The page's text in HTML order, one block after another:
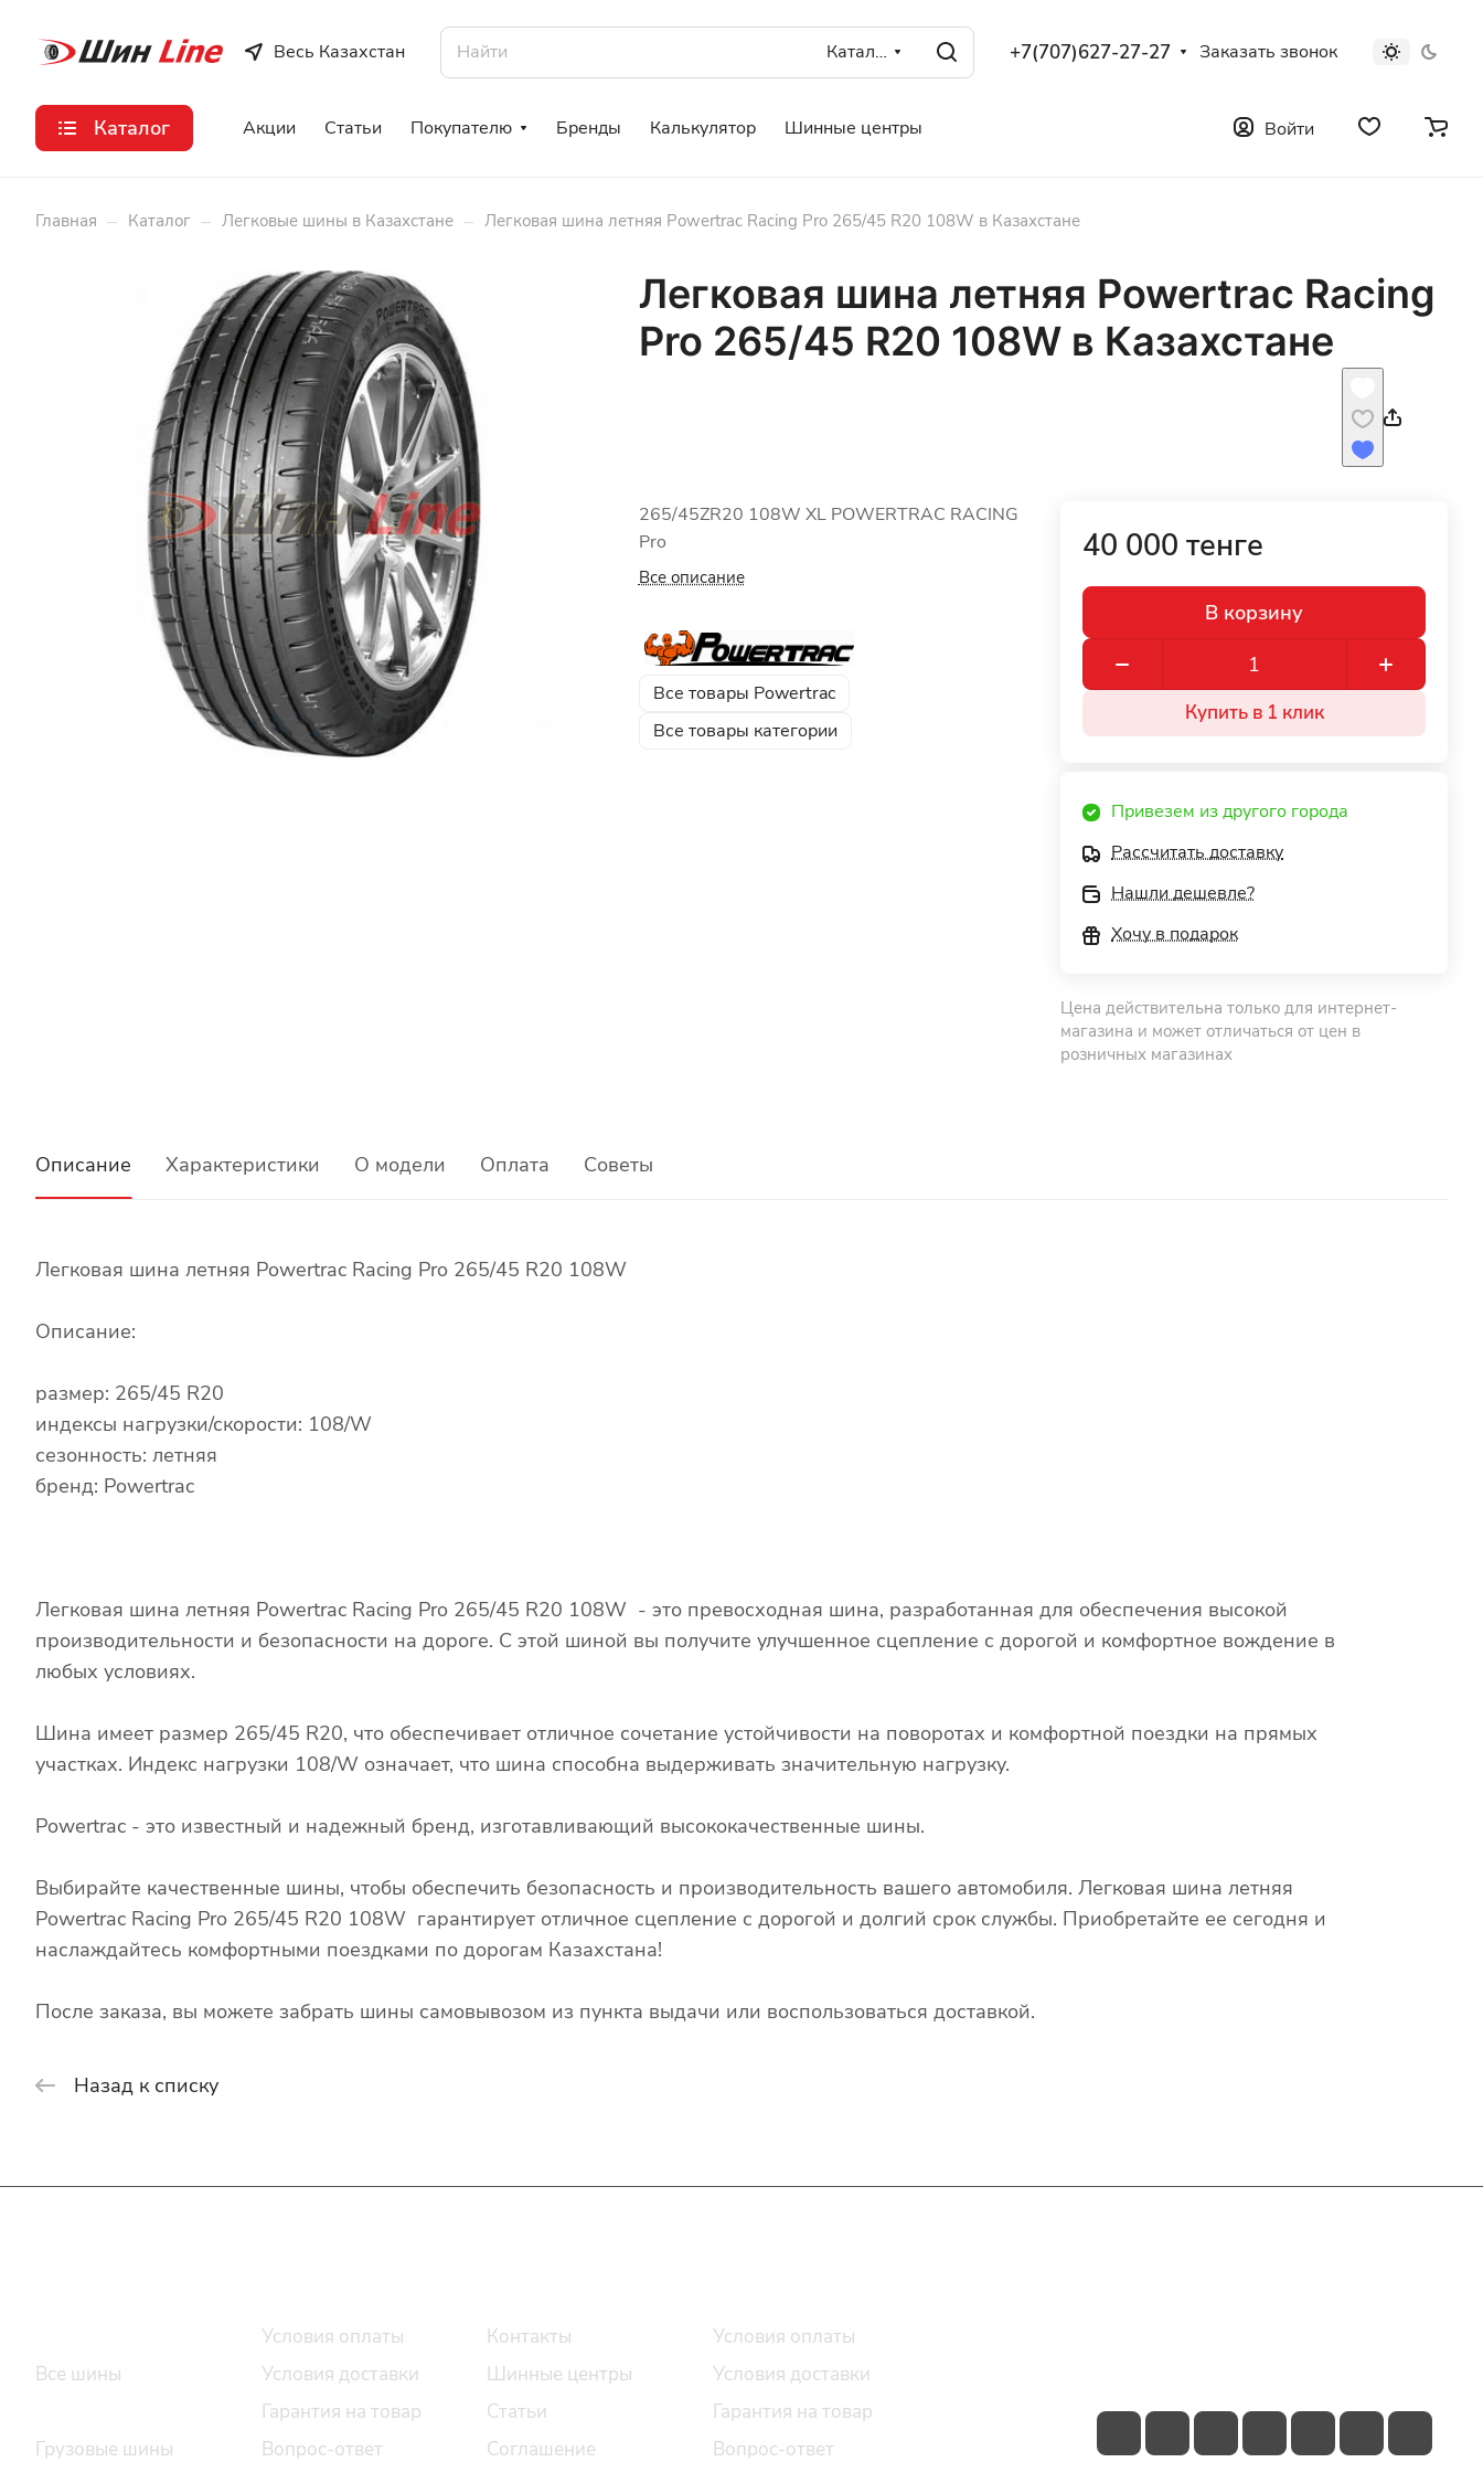
Весь Казахстан Каталог +7(707)627-27-27 Заказать звонок
Каталог Акции Статьи Покупателю Бренды Калькулятор Шинные центры Войти
Главная – Каталог – Легковые шины в Казахстане – Легковая шина летняя Powertrac Racing Pro 265/45 R20 108W в Казахстане
Легковая шина летняя Powertrac Racing
Pro 265/45 R20 108W в Казахстане
265/45ZR20 108W XL POWERTRAC RACING
Pro
Все описание
Все товары Powertrac
Все товары категории
40 000 тенге
В корзину
Купить в 1 клик
Привезем из другого города
Рассчитать доставку
Нашли дешевле?
Хочу в подарок
Цена действительна только для интернет-
магазина и может отличаться от цен в
розничных магазинах
Описание Характеристики О модели Оплата Советы
Легковая шина летняя Powertrac Racing Pro 265/45 R20 108W
Описание:
размер: 265/45 R20
индексы нагрузки/скорости: 108/W
сезонность: летняя
бренд: Powertrac
Легковая шина летняя Powertrac Racing Pro 265/45 R20 108W - это превосходная шина, разработанная для обеспечения высокой
производительности и безопасности на дороге. С этой шиной вы получите улучшенное сцепление с дорогой и комфортное вождение в
любых условиях.
Шина имеет размер 265/45 R20, что обеспечивает отличное сочетание устойчивости на поворотах и комфортной поездки на прямых
участках. Индекс нагрузки 108/W означает, что шина способна выдерживать значительную нагрузку.
Powertrac - это известный и надежный бренд, изготавливающий высококачественные шины.
Выбирайте качественные шины, чтобы обеспечить безопасность и производительность вашего автомобиля. Легковая шина летняя
Powertrac Racing Pro 265/45 R20 108W гарантирует отличное сцепление с дорогой и долгий срок службы. Приобретайте ее сегодня и
наслаждайтесь комфортными поездками по дорогам Казахстана!
После заказа, вы можете забрать шины самовывозом из пункта выдачи или воспользоваться доставкой.
Назад к списку
Все шины
Грузовые шины
Условия оплаты
Условия доставки
Гарантия на товар
Вопрос-ответ
Контакты
Шинные центры
Статьи
Соглашение
Условия оплаты
Условия доставки
Гарантия на товар
Вопрос-ответ